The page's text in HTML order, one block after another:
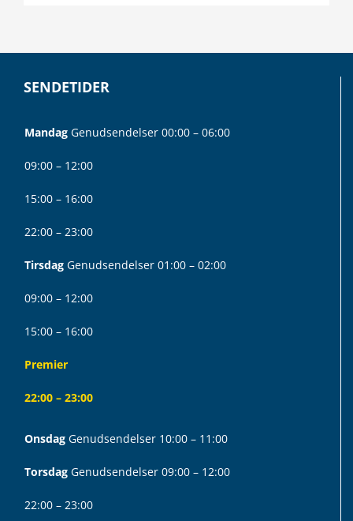
SENDETIDER
Mandag Genudsendelser 00:00 – 06:00
09:00 – 12:00
15:00 – 16:00
22:00 – 23:00
Tirsdag Genudsendelser 01:00 – 02:00
09:00 – 12:00
15:00 – 16:00
Premier
22:00 – 23:00
Onsdag Genudsendelser 10:00 – 11:00
Torsdag Genudsendelser 09:00 – 12:00
22:00 – 23:00